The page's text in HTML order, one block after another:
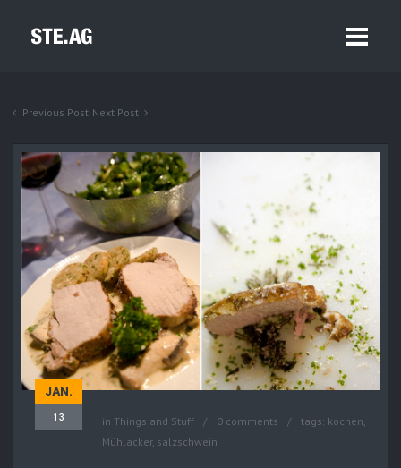
Previous Post Next Post
JAN.
13 in Things and Stuff 0 comments tags: kochen,
Mühlacker, salzschwein